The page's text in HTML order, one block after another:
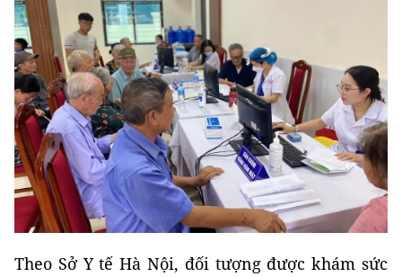
Theo Sở Y tế Hà Nội, đối tượng được khám sức